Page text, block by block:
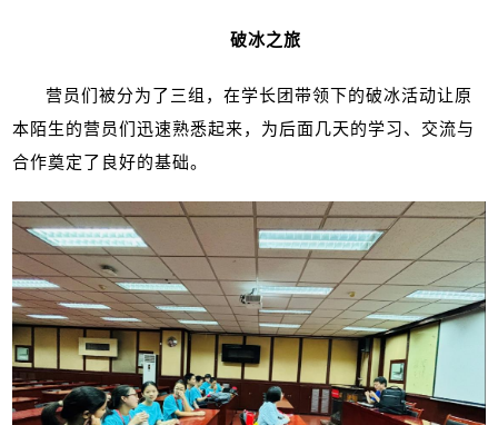
破冰之旅
营员们被分为了三组，在学长团带领下的破冰活动让原
本陌生的营员们迅速熟悉起来，为后面几天的学习、交流与
合作奠定了良好的基础。